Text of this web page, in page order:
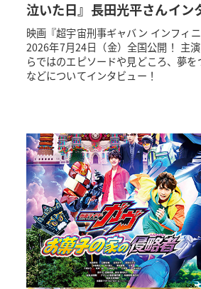
泣いた日』長田光平さんイ
映画『超宇宙刑事ギャバン インフィ
2026年7月24日（金）全国公開！ 主
らではのエピソードや見どころ、夢
などについてインタビュー！